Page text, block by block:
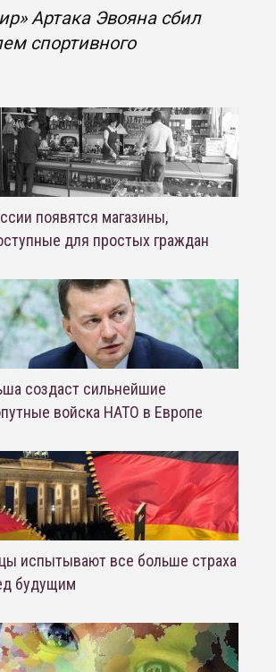
Артака Эвояна сбил
спортивного
появятся магазины,
для простых граждан
создаст сильнейшие
войска НАТО в Европе
испытывают все больше страха
будущим